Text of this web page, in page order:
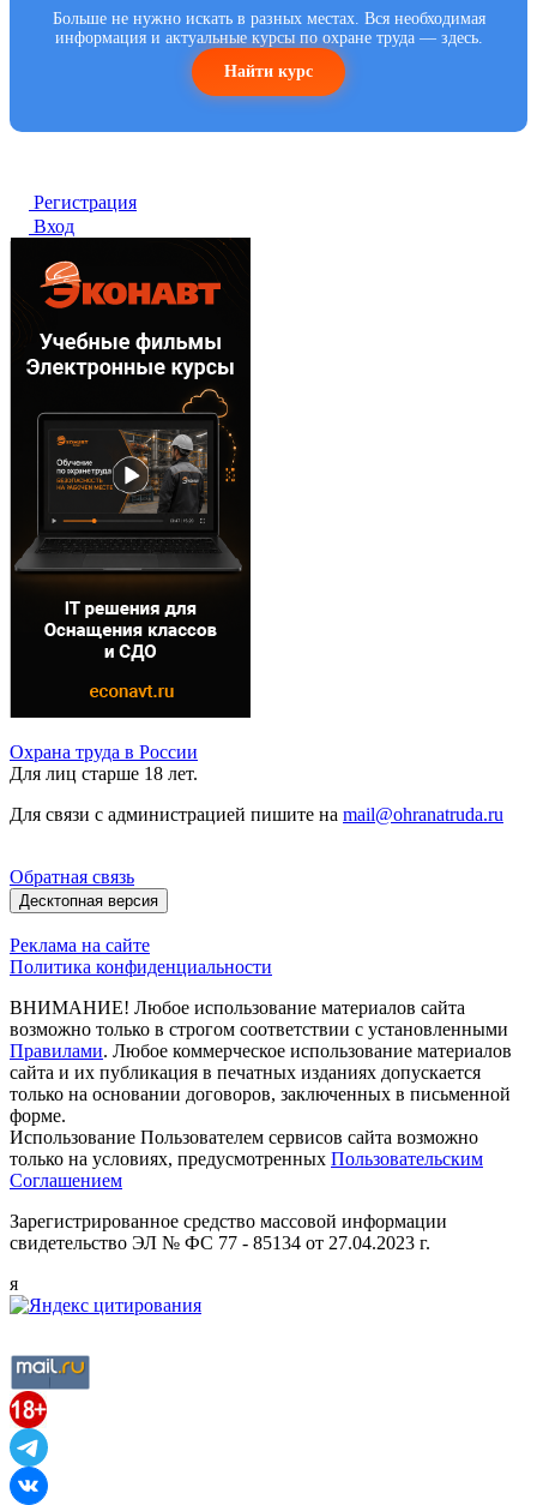
Больше не нужно искать в разных местах. Вся необходимая
информация и актуальные курсы по охране труда — здесь.
Найти курс
Регистрация
Вход
Охрана труда в России
Для лиц старше 18 лет.
Для связи с администрацией пишите на mail@ohranatruda.ru
Обратная связь
Десктопная версия
Реклама на сайте
Политика конфиденциальности
ВНИМАНИЕ! Любое использование материалов сайта
возможно только в строгом соответствии с установленными
Правилами. Любое коммерческое использование материалов
сайта и их публикация в печатных изданиях допускается
только на основании договоров, заключенных в письменной
форме.
Использование Пользователем сервисов сайта возможно
только на условиях, предусмотренных Пользовательским
Соглашением
Зарегистрированное средство массовой информации
свидетельство ЭЛ № ФС 77 - 85134 от 27.04.2023 г.
я